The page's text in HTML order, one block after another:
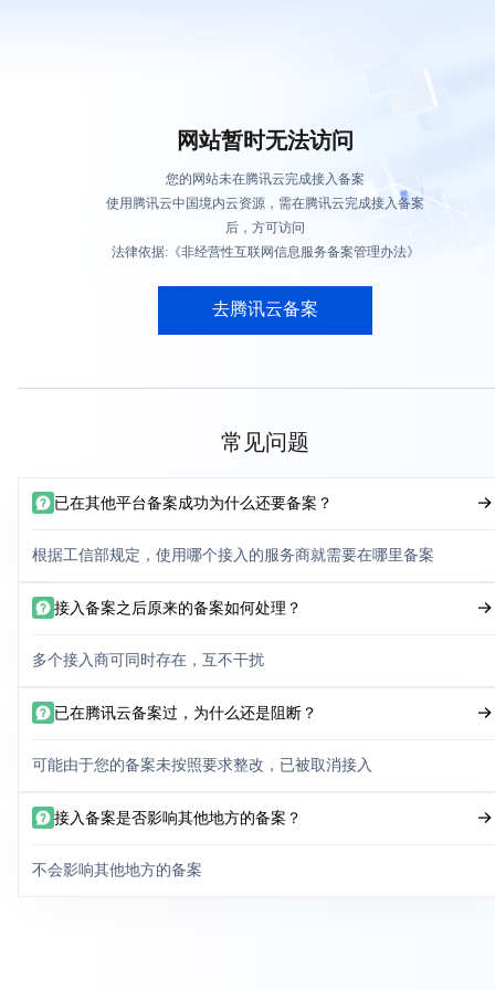
网站暂时无法访问
您的网站未在腾讯云完成接入备案
使用腾讯云中国境内云资源，需在腾讯云完成接入备案
后，方可访问
法律依据:《非经营性互联网信息服务备案管理办法》
去腾讯云备案
常见问题
已在其他平台备案成功为什么还要备案？
根据工信部规定，使用哪个接入的服务商就需要在哪里备案
接入备案之后原来的备案如何处理？
多个接入商可同时存在，互不干扰
已在腾讯云备案过，为什么还是阻断？
可能由于您的备案未按照要求整改，已被取消接入
接入备案是否影响其他地方的备案？
不会影响其他地方的备案